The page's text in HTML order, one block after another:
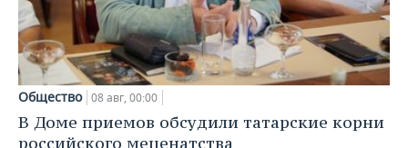
Общество 08 авг, 00:00
В Доме приемов обсудили татарские корни
российского меценатства